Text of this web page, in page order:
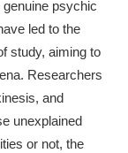
psychic
led to the
study, aiming to
Researchers
and
unexplained
or not, the